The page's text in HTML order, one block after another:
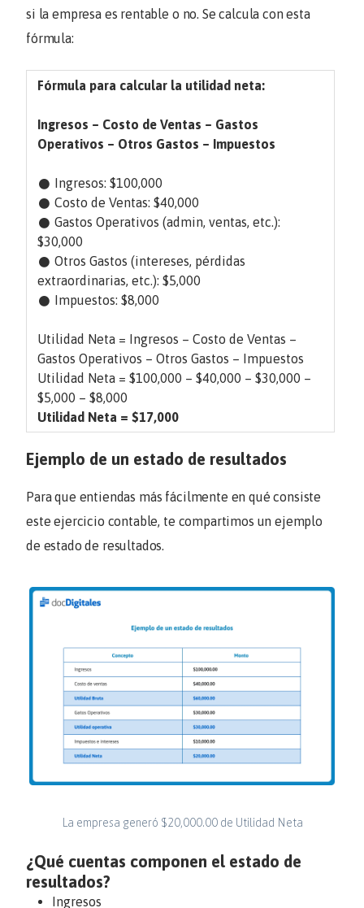
si la empresa es rentable o no. Se calcula con esta
fórmula:
Fórmula para calcular la utilidad neta:
Ingresos – Costo de Ventas – Gastos
Operativos – Otros Gastos – Impuestos
𒊹 Ingresos: $100,000
𒊹 Costo de Ventas: $40,000
𒊹 Gastos Operativos (admin, ventas, etc.):
$30,000
𒊹 Otros Gastos (intereses, pérdidas
extraordinarias, etc.): $5,000
𒊹 Impuestos: $8,000
Utilidad Neta = Ingresos – Costo de Ventas –
Gastos Operativos – Otros Gastos – Impuestos
Utilidad Neta = $100,000 – $40,000 – $30,000 –
$5,000 – $8,000
Utilidad Neta = $17,000
Ejemplo de un estado de resultados
Para que entiendas más fácilmente en qué consiste
este ejercicio contable, te compartimos un ejemplo
de estado de resultados.
La empresa generó $20,000.00 de Utilidad Neta
¿Qué cuentas componen el estado de
resultados?
Ingresos